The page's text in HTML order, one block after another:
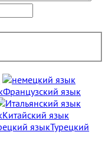
Французский язык
Китайский язык
Турецкий